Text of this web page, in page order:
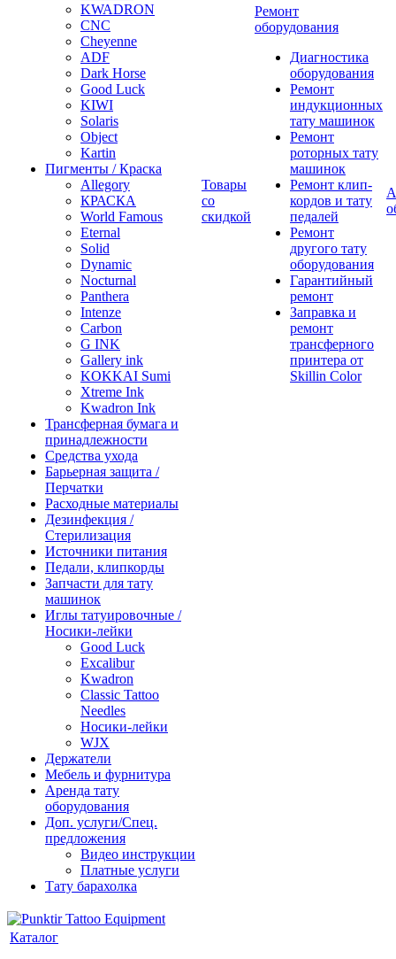
KWADRON
CNC
Cheyenne
ADF
Dark Horse
Good Luck
KIWI
Solaris
Object
Kartin
Пигменты / Краска
Allegory
КРАСКА
World Famous
Eternal
Solid
Dynamic
Nocturnal
Panthera
Intenze
Carbon
G INK
Gallery ink
KOKKAI Sumi
Xtreme Ink
Kwadron Ink
Трансферная бумага и
принадлежности
Средства ухода
Барьерная защита /
Перчатки
Расходные материалы
Дезинфекция /
Стерилизация
Источники питания
Педали, клипкорды
Запчасти для тату
машинок
Иглы татуировочные /
Носики-лейки
Good Luck
Excalibur
Kwadron
Classic Tattoo
Needles
Носики-лейки
WJX
Держатели
Мебель и фурнитура
Аренда тату
оборудования
Доп. услуги/Спец.
предложения
Видео инструкции
Платные услуги
Тату барахолка
Товары
со
скидкой
Ремонт
оборудования
Диагностика
оборудования
Ремонт
индукционных
тату машинок
Ремонт
роторных тату
машинок
Ремонт клип-
кордов и тату
педалей
Ремонт
другого тату
оборудования
Гарантийный
ремонт
Заправка и
ремонт
трансферного
принтера от
Skillin Color
Каталог